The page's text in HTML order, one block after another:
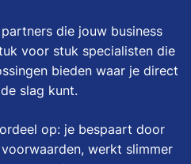
die jouw business
voor stuk specialisten die
bieden waar je direct
slag kunt.
op: je bespaart door
werkt slimmer